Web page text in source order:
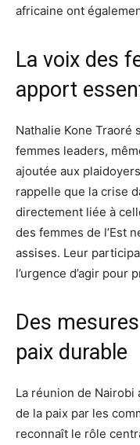
africaine ont
La voix des
apport
Nathalie Kone Traoré
femmes leaders,
ajoutée aux
rappelle que la crise
directement liée à
des femmes de l’Est
assises. Leur
l’urgence d’agir
Des
paix durable
La réunion de Nairobi
de la paix par les
reconnaît le rôle